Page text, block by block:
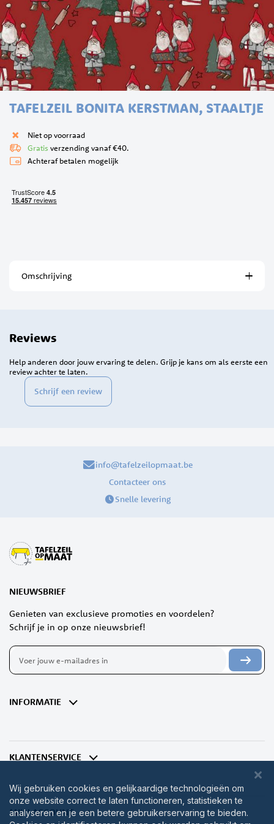
naar
begin
van
de
TAFELZEIL BONITA KERSTMAN, STAALTJE
Niet op voorraad
Gratis verzending vanaf €40.
Achteraf betalen mogelijk
Omschrijving
Reviews
Schrijf een review
Help anderen door jouw ervaring te delen. Grijp je kans om als eerste een
review achter te laten.
info@tafelzeilopmaat.be
Contacteer ons
Snelle levering
NIEUWSBRIEF
Genieten van exclusieve promoties en voordelen?
Schrijf je in op onze nieuwsbrief!
Abonneer
op
nieuwsbrief
INFORMATIE
KLANTENSERVICE
MIJN ACCOUNT
Wij gebruiken cookies en gelijkaardige technologieën om
onze website correct te laten functioneren, statistieken te
analyseren en je een betere gebruikerservaring te bieden.